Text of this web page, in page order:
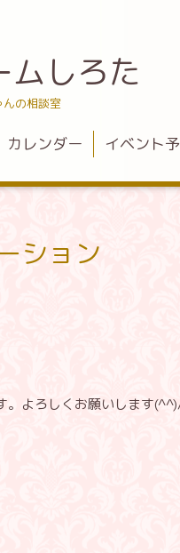
ムしろた
の相談室
カレンダー イベント
ション
。よろしくお願いします